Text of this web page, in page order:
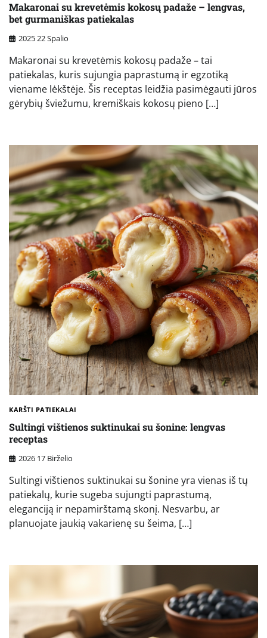
Makaronai su krevetėmis kokosų padaže – lengvas,
bet gurmaniškas patiekalas
2025 22 Spalio
Makaronai su krevetėmis kokosų padaže – tai
patiekalas, kuris sujungia paprastumą ir egzotiką
viename lėkštėje. Šis receptas leidžia pasimėgauti jūros
gėrybių šviežumu, kremiškais kokosų pieno […]
KARŠTI PATIEKALAI
Sultingi vištienos suktinukai su šonine: lengvas
receptas
2026 17 Birželio
Sultingi vištienos suktinukai su šonine yra vienas iš tų
patiekalų, kurie sugeba sujungti paprastumą,
eleganciją ir nepamirštamą skonį. Nesvarbu, ar
planuojate jaukią vakarienę su šeima, […]